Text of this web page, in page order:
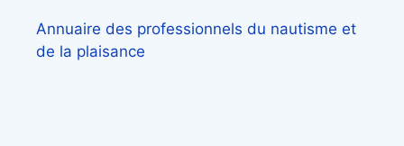
Annuaire des professionnels du nautisme et
de la plaisance